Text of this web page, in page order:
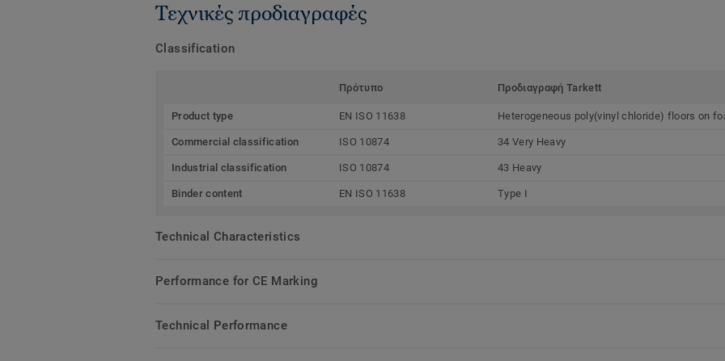
Τεχνικές προδιαγραφές
Classification
Πρότυπο Προδιαγραφή Tarkett
Product type EN ISO 11638 Heterogeneous poly(vinyl chloride) floors on
Commercial classification ISO 10874 34 Very Heavy
Industrial classification ISO 10874 43 Heavy
Binder content EN ISO 11638 Type I
Technical Characteristics
Performance for CE Marking
Technical Performance